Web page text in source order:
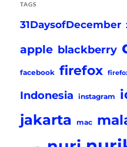
TAGS
31DaysofDecember
apple blackberry
facebook firefox
Indonesia instagram
jakarta mac